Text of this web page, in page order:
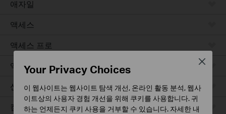
애자일
액세스
액세스 프로
액세스 맥스
산업용
캠퍼스
Your Privacy Choices
이 웹사이트는 웹사이트 탐색 개선, 온라인 활동 분석, 웹사
이트상의 사용자 경험 개선을 위해 쿠키를 사용합니다. 귀
하는 언제든지 쿠키 사용을 거부할 수 있습니다. 자세한 내
Close